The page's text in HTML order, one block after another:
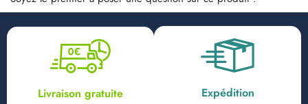
Livraison gratuite
Expédition